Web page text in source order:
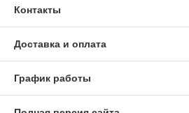
Контакты
Доставка и оплата
График работы